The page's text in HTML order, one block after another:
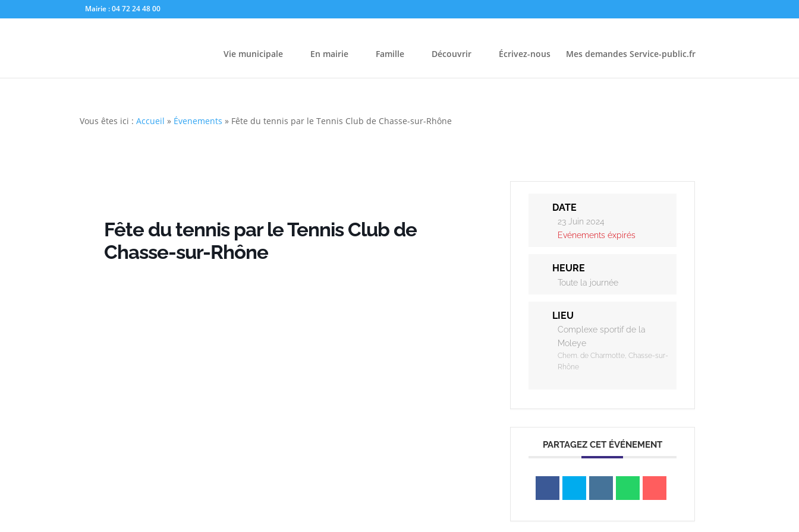
Mairie : 04 72 24 48 00
Vie municipale En mairie Famille Découvrir Écrivez-nous Mes demandes Service-public.fr
Vous êtes ici :Accueil » Évenements » Fête du tennis par le Tennis Club de Chasse-sur-Rhône
Fête du tennis par le Tennis Club de
Chasse-sur-Rhône
DATE
23 Juin 2024
Evénements éxpirés
HEURE
Toute la journée
LIEU
Complexe sportif de la
Moleye
Chem. de Charmotte, Chasse-sur-
Rhône
PARTAGEZ CET ÉVÉNEMENT